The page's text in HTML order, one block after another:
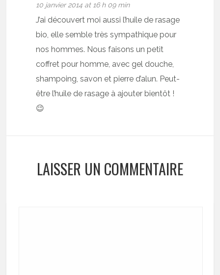
10 janvier 2014 at 16 h 09 min
J’ai découvert moi aussi l’huile de rasage
bio, elle semble très sympathique pour
nos hommes. Nous faisons un petit
coffret pour homme, avec gel douche,
shampoing, savon et pierre d’alun. Peut-
être l’huile de rasage à ajouter bientôt !
😉
LAISSER UN COMMENTAIRE